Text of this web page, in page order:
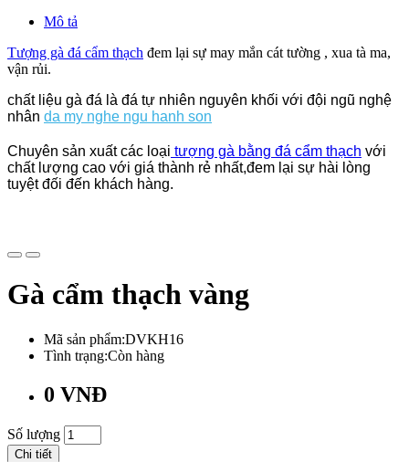
Mô tả
Tượng gà đá cẩm thạch đem lại sự may mắn cát tường , xua tà ma,
vận rủi.
chất liệu gà đá là đá tự nhiên nguyên khối với đội ngũ nghệ
nhân da my nghe ngu hanh son
Chuyên sản xuất các loại tượng gà bằng đá cẩm thạch với
chất lượng cao với giá thành rẻ nhất,đem lại sự hài lòng
tuyệt đối đến khách hàng.
Gà cẩm thạch vàng
Mã sản phẩm:DVKH16
Tình trạng:Còn hàng
0 VNĐ
Số lượng
Chi tiết